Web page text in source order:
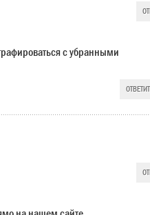
с убранными